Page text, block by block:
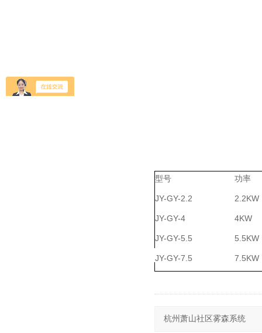
型号 功率
JY-GY-2.2 2.2KW
JY-GY-4 4KW
JY-GY-5.5 5.5KW
JY-GY-7.5 7.5KW